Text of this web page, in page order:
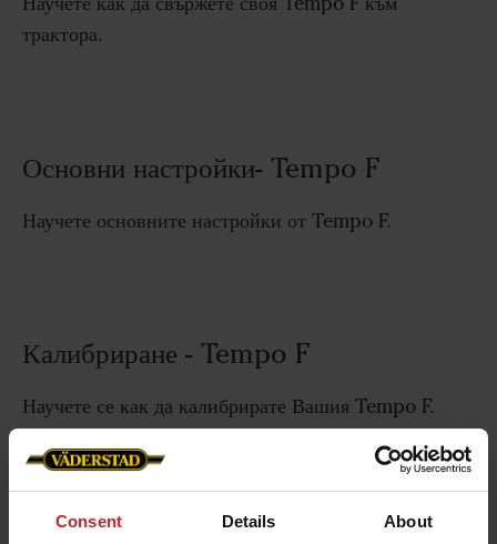
Consent Details About
трактора.
Основни настройки- Tempo F
Научете основните настройки от Tempo F.
Калибриране - Tempo F
Научете се как да калибрирате Вашия Tempo F.